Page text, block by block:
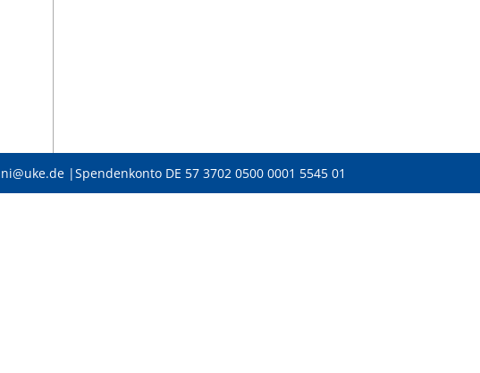
|Spendenkonto DE 57 3702 0500 0001 5545 01